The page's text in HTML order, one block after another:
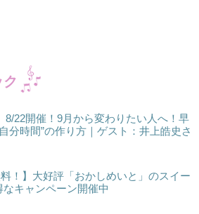
8/22開催！9月から変わりたい人へ！早
分時間”の作り方｜ゲスト：井上皓史さ
料！】大好評「おかしめいと」のスイー
なキャンペーン開催中